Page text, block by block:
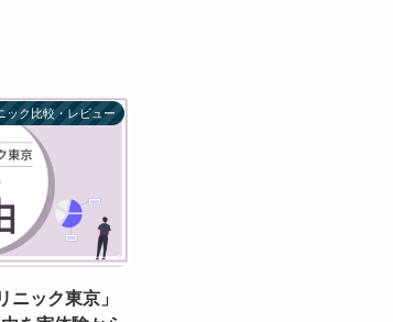
ック比較・レビュー
ニック東京」